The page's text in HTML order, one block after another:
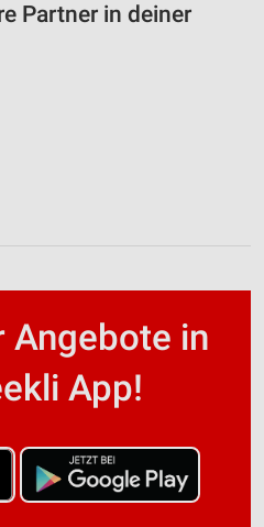
Partner in deiner
Angebote in
App!